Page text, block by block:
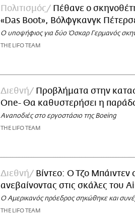
Πολιτισμός
Πέθανε ο
«Das Boot», Βόλφγκανγκ
Ο υποψήφιος για δύο Όσκαρ Γερμανός
THE LIFO TEAM
Διεθνή
Προβλήματα στην
One- Θα καθυστερήσει η
Αναποδιές στο εργοστάσιο της Boeing
THE LIFO TEAM
Διεθνή
Βίντεο: Ο Τζο Μπάιντεν
ανεβαίνοντας στις σκάλες του
Ο Αμερικανός πρόεδρος σηκώθηκε και
THE LIFO TEAM